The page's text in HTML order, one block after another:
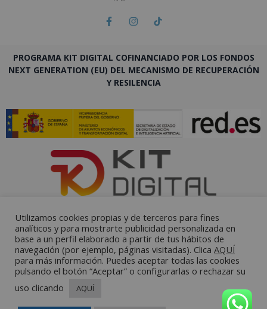
PROGRAMA KIT DIGITAL COFINANCIADO POR LOS FONDOS
NEXT GENERATION (EU) DEL MECANISMO DE RECUPERACIÓN
Y RESILENCIA
Utilizamos cookies propias y de terceros para fines
analíticos y para mostrarte publicidad personalizada en
base a un perfil elaborado a partir de tus hábitos de
navegación (por ejemplo, páginas visitadas). Clica AQUÍ
para más información. Puedes aceptar todas las cookies
pulsando el botón “Aceptar” o configurarlas o rechazar su
uso clicando
AQUÍ